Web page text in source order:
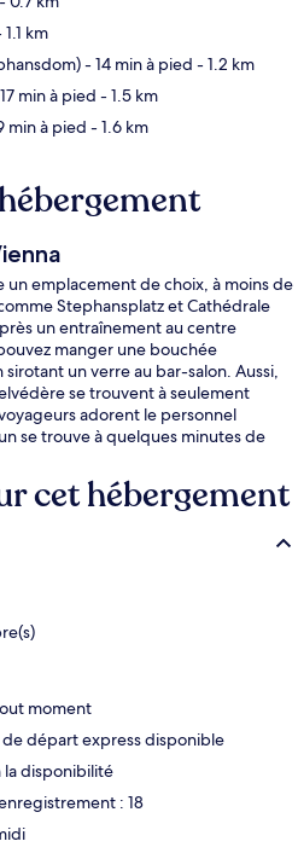
1.1 km
- 14 min à pied - 1.2 km
min à pied - 1.5 km
min à pied - 1.6 km
un emplacement de choix, à moins de
Stephansplatz et Cathédrale
un entraînement au centre
manger une bouchée
un verre au bar-salon. Aussi,
se trouvent à seulement
adorent le personnel
se trouve à quelques minutes de
cet hébergement
moment
de départ express disponible
la disponibilité
: 18